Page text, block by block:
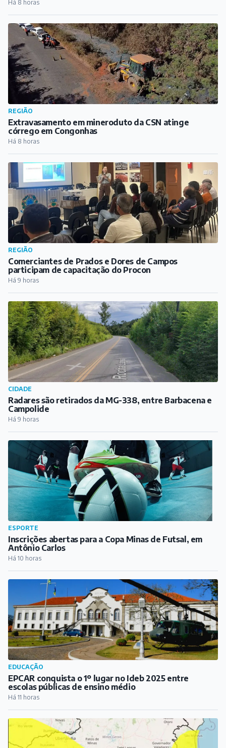
Há 8 horas
REGIÃO
Extravasamento em mineroduto da CSN atinge
córrego em Congonhas
Há 8 horas
REGIÃO
Comerciantes de Prados e Dores de Campos
participam de capacitação do Procon
Há 9 horas
CIDADE
Radares são retirados da MG-338, entre Barbacena e
Campolide
Há 9 horas
ESPORTE
Inscrições abertas para a Copa Minas de Futsal, em
Antônio Carlos
Há 10 horas
EDUCAÇÃO
EPCAR conquista o 1º lugar no Ideb 2025 entre
escolas públicas de ensino médio
Há 11 horas